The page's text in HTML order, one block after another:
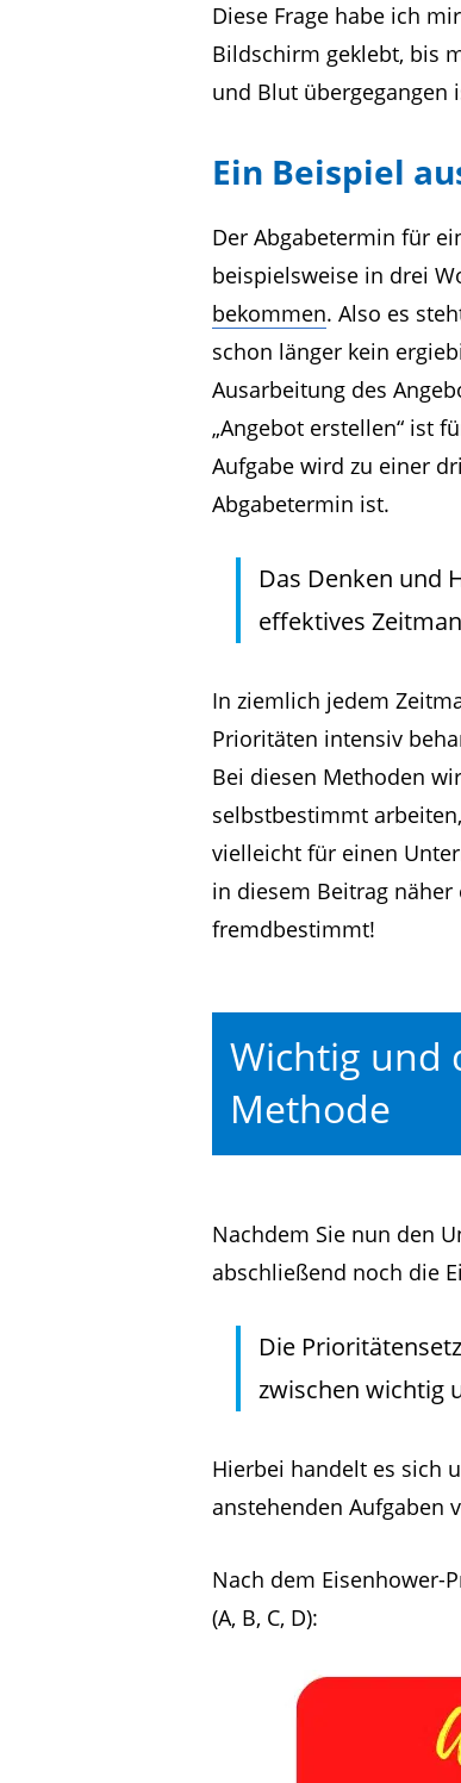
Diese Frage habe ich
Bildschirm geklebt, bis
und Blut übergegangen
Ein Beispiel
Der Abgabetermin für
beispielsweise in drei
bekommen. Also es
schon länger kein
Ausarbeitung des
„Angebot erstellen“ ist
Aufgabe wird zu einer
Abgabetermin ist.
Das Denken und
effektives
In ziemlich jedem
Prioritäten intensiv
Bei diesen Methoden
selbstbestimmt
vielleicht für einen
in diesem Beitrag näher
fremdbestimmt!
Wichtig und
Methode
Nachdem Sie nun den
abschließend noch die
Die
zwischen wichtig
Hierbei handelt es sich
anstehenden Aufgaben
Nach dem Eisenhower-
(A, B, C, D):